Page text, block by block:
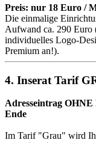
Preis: nur 18 Euro /
Die einmalige
Aufwand ca. 290
individuelles Logo-
Premium an!).
4. Inserat Tarif
Adresseintrag
Ende
Im Tarif "Grau" wird